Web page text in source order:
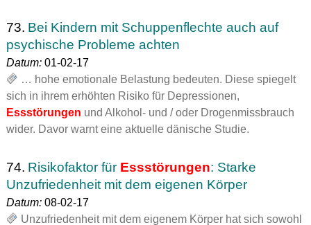
73. Bei Kindern mit Schuppenflechte auch auf
psychische Probleme achten
Datum:01-02-17
… hohe emotionale Belastung bedeuten. Diese spiegelt
sich in ihrem erhöhten Risiko für Depressionen,
Essstörungen und Alkohol- und / oder Drogenmissbrauch
wider. Davor warnt eine aktuelle dänische Studie.
74. Risikofaktor für Essstörungen: Starke
Unzufriedenheit mit dem eigenen Körper
Datum:08-02-17
Unzufriedenheit mit dem eigenem Körper hat sich sowohl